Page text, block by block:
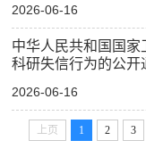
2026-06-16
中华人民共和国国
科研失信行为的公开
2026-06-16
上页 1 2 3